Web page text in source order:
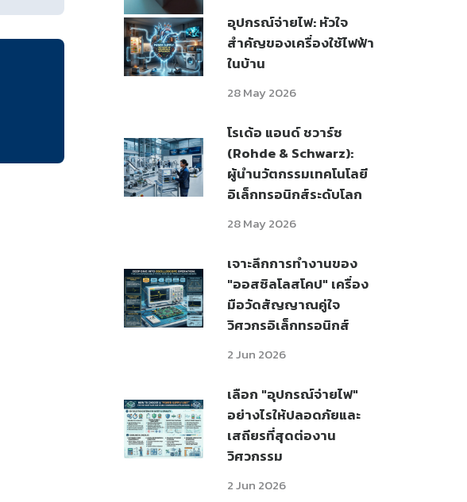
อุปกรณ์จ่ายไฟ: หัวใจ
สำคัญของเครื่องใช้ไฟฟ้า
ในบ้าน
28 May 2026
โรเด้อ แอนด์ ชวาร์ซ
(Rohde & Schwarz):
ผู้นำนวัตกรรมเทคโนโลยี
อิเล็กทรอนิกส์ระดับโลก
28 May 2026
เจาะลึกการทำงานของ
"ออสซิลโลสโคป" เครื่อง
มือวัดสัญญาณคู่ใจ
วิศวกรอิเล็กทรอนิกส์
2 Jun 2026
เลือก "อุปกรณ์จ่ายไฟ"
อย่างไรให้ปลอดภัยและ
เสถียรที่สุดต่องาน
วิศวกรรม
2 Jun 2026